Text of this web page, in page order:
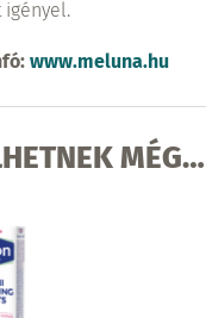
igényel.
www.meluna.hu
MÉG…